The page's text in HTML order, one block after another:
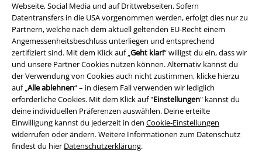
Webseite, Social Media und auf Drittwebseiten. Sofern
Datentransfers in die USA vorgenommen werden, erfolgt dies nur zu
Partnern, welche nach dem aktuell geltenden EU-Recht einem
Angemessenheitsbeschluss unterliegen und entsprechend
zertifiziert sind. Mit dem Klick auf „Geht klar!“ willigst du ein, dass wir
und unsere Partner Cookies nutzen können. Alternativ kannst du
der Verwendung von Cookies auch nicht zustimmen, klicke hierzu
auf „Alle ablehnen“ – in diesem Fall verwenden wir lediglich
erforderliche Cookies. Mit dem Klick auf "Einstellungen" kannst du
deine individuellen Präferenzen auswählen. Deine erteilte
Einwilligung kannst du jederzeit in den Cookie-Einstellungen
widerrufen oder ändern. Weitere Informationen zum Datenschutz
findest du hier Datenschutzerklärung.
Rechtliches
AGB
Impressum